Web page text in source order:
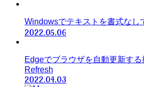
Windowsでテキストを書式なし
2022.05.06
Edgeでブラウザを自動更新す
Refresh
2022.04.03